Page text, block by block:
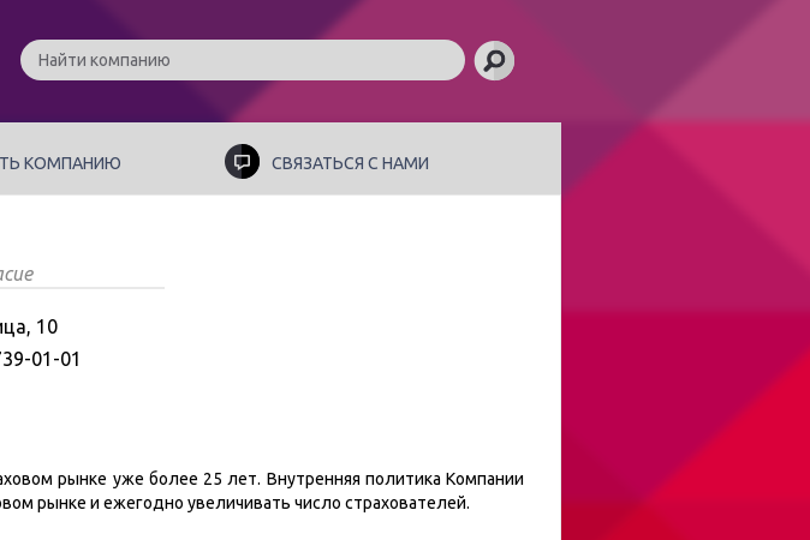
КОМПАНИЮ СВЯЗАТЬСЯ С НАМИ
10
01-01
рынке уже более 25 лет. Внутренняя политика Компании
рынке и ежегодно увеличивать число страхователей.